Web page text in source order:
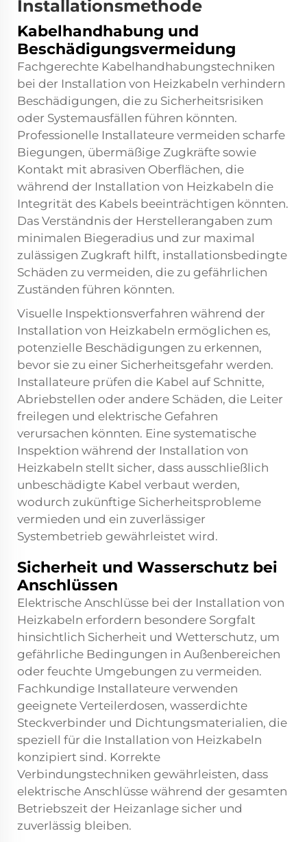
Installationsmethode
Kabelhandhabung und
Beschädigungsvermeidung
Fachgerechte Kabelhandhabungstechniken
bei der Installation von Heizkabeln verhindern
Beschädigungen, die zu Sicherheitsrisiken
oder Systemausfällen führen könnten.
Professionelle Installateure vermeiden scharfe
Biegungen, übermäßige Zugkräfte sowie
Kontakt mit abrasiven Oberflächen, die
während der Installation von Heizkabeln die
Integrität des Kabels beeinträchtigen könnten.
Das Verständnis der Herstellerangaben zum
minimalen Biegeradius und zur maximal
zulässigen Zugkraft hilft, installationsbedingte
Schäden zu vermeiden, die zu gefährlichen
Zuständen führen könnten.
Visuelle Inspektionsverfahren während der
Installation von Heizkabeln ermöglichen es,
potenzielle Beschädigungen zu erkennen,
bevor sie zu einer Sicherheitsgefahr werden.
Installateure prüfen die Kabel auf Schnitte,
Abriebstellen oder andere Schäden, die Leiter
freilegen und elektrische Gefahren
verursachen könnten. Eine systematische
Inspektion während der Installation von
Heizkabeln stellt sicher, dass ausschließlich
unbeschädigte Kabel verbaut werden,
wodurch zukünftige Sicherheitsprobleme
vermieden und ein zuverlässiger
Systembetrieb gewährleistet wird.
Sicherheit und Wasserschutz bei
Anschlüssen
Elektrische Anschlüsse bei der Installation von
Heizkabeln erfordern besondere Sorgfalt
hinsichtlich Sicherheit und Wetterschutz, um
gefährliche Bedingungen in Außenbereichen
oder feuchte Umgebungen zu vermeiden.
Fachkundige Installateure verwenden
geeignete Verteilerdosen, wasserdichte
Steckverbinder und Dichtungsmaterialien, die
speziell für die Installation von Heizkabeln
konzipiert sind. Korrekte
Verbindungstechniken gewährleisten, dass
elektrische Anschlüsse während der gesamten
Betriebszeit der Heizanlage sicher und
zuverlässig bleiben.